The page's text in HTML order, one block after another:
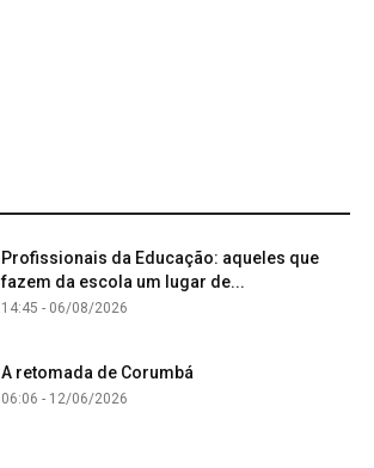
Profissionais da Educação: aqueles que
fazem da escola um lugar de...
14:45 - 06/08/2026
A retomada de Corumbá
06:06 - 12/06/2026